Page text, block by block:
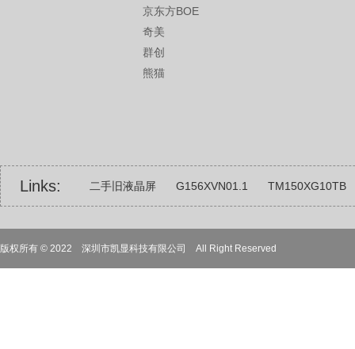
京东方BOE
奇美
群创
熊猫
Links: 二手旧液晶屏 G156XVN01.1 TM150XG10TB
版权所有 © 2022 深圳市凯显科技有限公司 All Right Reserved